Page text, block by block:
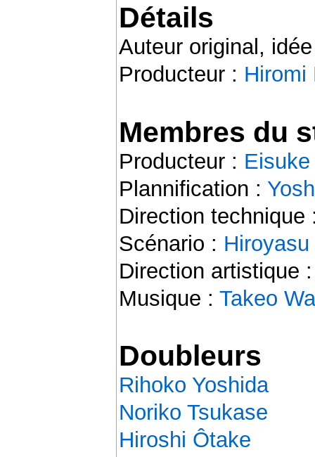
Détails
Auteur original,
Producteur : Hiromi
Membres du
Producteur :
Plannification :
Direction
Scénario :
Direction artistique
Musique : Takeo
Doubleurs
Rihoko Yoshida
Noriko Tsukase
Hiroshi Ôtake